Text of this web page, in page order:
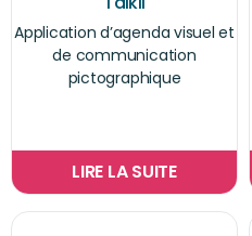
Application d’agenda visuel et
de communication
pictographique
LIRE LA SUITE